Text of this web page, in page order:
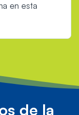
en esta
de la